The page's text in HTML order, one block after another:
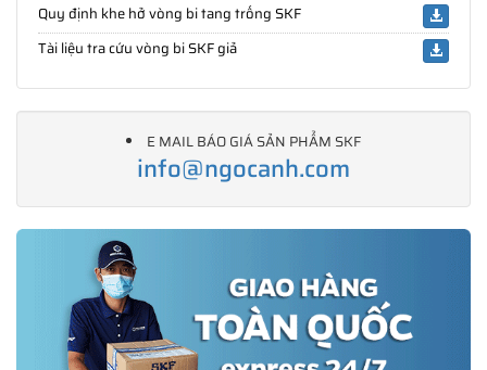
Quy định khe hở vòng bi tang trống SKF
Tài liệu tra cứu vòng bi SKF giả
E MAIL BÁO GIÁ SẢN PHẨM SKF
info@ngocanh.com